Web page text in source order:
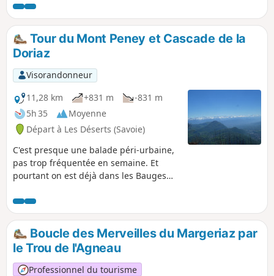
balisage avec des marques Jaunes et des pictogrammes (un
vigneron travaillant la vigne). Le parcours est jalonné, de
loin en loin, par sept panneaux explicatifs.
Tour du Mont Peney et Cascade de la
Doriaz
Visorandonneur
11,28 km
+831 m
-831 m
5h 35
Moyenne
Départ à Les Déserts (Savoie)
C'est presque une balade péri-urbaine,
pas trop fréquentée en semaine. Et
pourtant on est déjà dans les Bauges
départ à la cascade, on est sur le
GR®96. Ensuite du col au parcours en
crête en passant par le Mont Peney, on
est sur le GRP®.
Boucle des Merveilles du Margeriaz par
le Trou de l'Agneau
Professionnel du tourisme